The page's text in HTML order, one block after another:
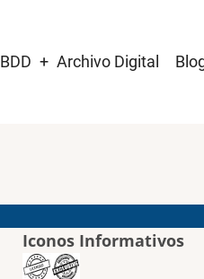
BDD Archivo Digital
Iconos Informativos